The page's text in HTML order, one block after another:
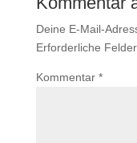
Deine E-Mail-
Erforderliche
Kommentar *